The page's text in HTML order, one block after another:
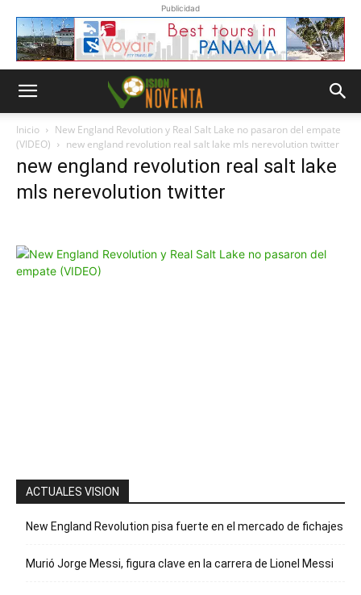
Publicidad
Inicio
New England Revolution y Real Salt Lake no pasaron del empate
(VIDEO)
new england revolution real salt lake mls nerevolution twitter
new england revolution real salt lake
mls nerevolution twitter
Whatsapp
ACTUALES VISION
New England Revolution pisa fuerte en el mercado de fichajes
Murió Jorge Messi, figura clave en la carrera de Lionel Messi